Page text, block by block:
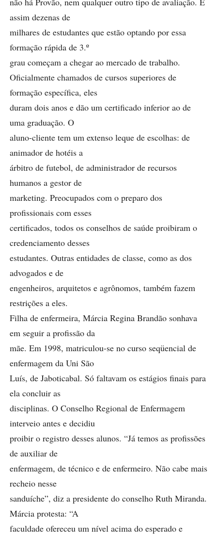
assim dezenas de
milhares de estudantes que estão optando por essa
formação rápida de 3.º
grau começam a chegar ao mercado de trabalho.
Oficialmente chamados de cursos superiores de
formação específica, eles
duram dois anos e dão um certificado inferior ao de
uma graduação. O
aluno-cliente tem um extenso leque de escolhas: de
animador de hotéis a
árbitro de futebol, de administrador de recursos
humanos a gestor de
marketing. Preocupados com o preparo dos
profissionais com esses
certificados, todos os conselhos de saúde proibiram o
credenciamento desses
estudantes. Outras entidades de classe, como as dos
advogados e de
engenheiros, arquitetos e agrônomos, também fazem
restrições a eles.
Filha de enfermeira, Márcia Regina Brandão sonhava
em seguir a profissão da
mãe. Em 1998, matriculou-se no curso seqüencial de
enfermagem da Uni São
Luís, de Jaboticabal. Só faltavam os estágios finais para
ela concluir as
disciplinas. O Conselho Regional de Enfermagem
interveio antes e decidiu
proibir o registro desses alunos. “Já temos as profissões
de auxiliar de
enfermagem, de técnico e de enfermeiro. Não cabe mais
recheio nesse
sanduíche”, diz a presidente do conselho Ruth Miranda.
Márcia protesta: “A
faculdade ofereceu um nível acima do esperado e